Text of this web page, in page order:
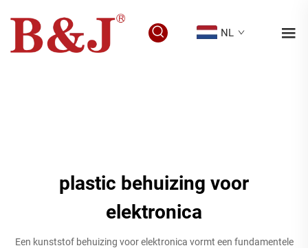
NL
plastic behuizing voor
elektronica
Een kunststof behuizing voor elektronica vormt een fundamentele